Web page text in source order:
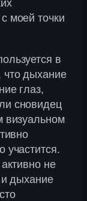
моей точки
в
что дыхание
глаз,
сновидец
визуальном
участится.
не
и дыхание